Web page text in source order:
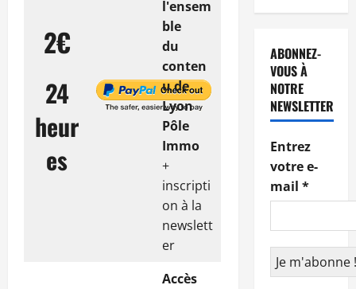
2€
24
heur
es
l'ensem
ble
du
conten
u de
Lyon
Pôle
Immo
+
inscripti
on à la
newslett
er
Accès
ABONNEZ-
VOUS À
NOTRE
NEWSLETTER
Entrez
votre e-
mail *